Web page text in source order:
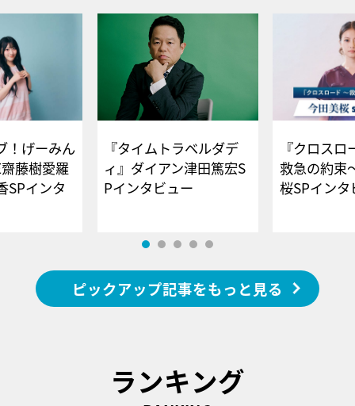
！げーみん
藤樹愛羅
SPインタ
『タイムトラベルダデ
ィ』ダイアン津田篤宏S
Pインタビュー
『クロス
救急の約束
桜SPイ
ピックアップ記事をもっと見る
ランキング